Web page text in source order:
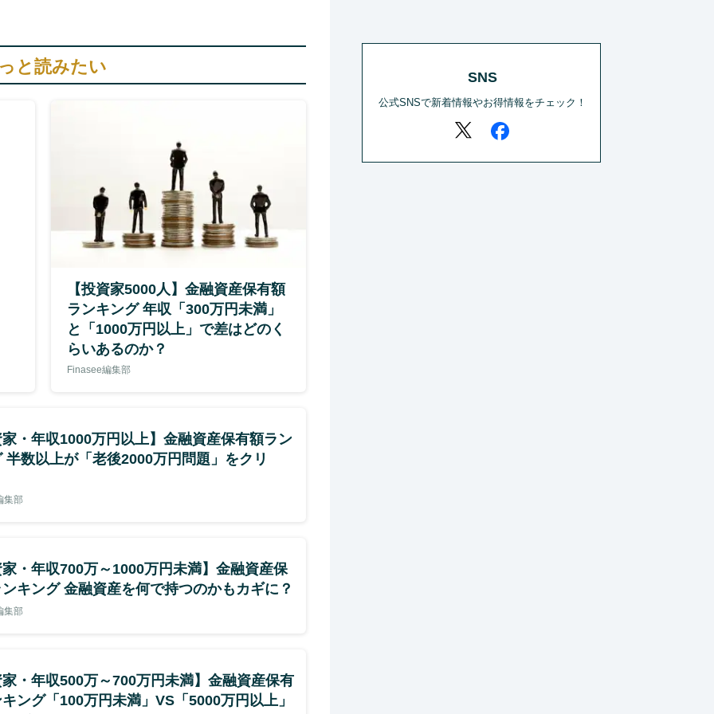
と読みたい
【投資家5000人】金融資産保有額
ランキング 年収「300万円未満」
と「1000万円以上」で差はどのく
らいあるのか？
Finasee編集部
・年収1000万円以上】金融資産保有額ラン
半数以上が「老後2000万円問題」をクリ
集部
・年収700万～1000万円未満】金融資産保
キング 金融資産を何で持つのかもカギに？
集部
・年収500万～700万円未満】金融資産保有
ング「100万円未満」VS「5000万円以上」
SNS
公式SNSで新着情報やお得情報をチェック！